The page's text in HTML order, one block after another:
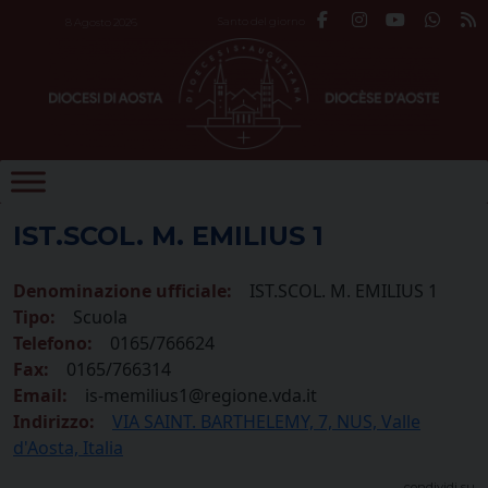
IST.SCOL. M. EMILIUS 1
Denominazione ufficiale:
IST.SCOL. M. EMILIUS 1
Tipo:
Scuola
Telefono:
0165/766624
Fax:
0165/766314
Email:
is-memilius1@regione.vda.it
Indirizzo:
VIA SAINT. BARTHELEMY, 7, NUS, Valle
d'Aosta, Italia